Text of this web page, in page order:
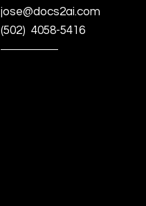
jose@docs2ai.com
(502) 4058-5416